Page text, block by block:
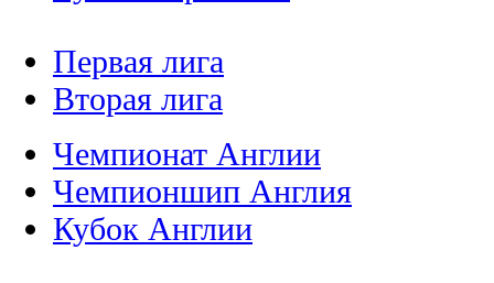
Первая лига
Вторая лига
Чемпионат Англии
Чемпионшип Англия
Кубок Англии